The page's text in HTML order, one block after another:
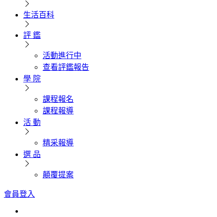
生活百科
評 鑑
活動進行中
查看評鑑報告
學 院
課程報名
課程報導
活 動
精采報導
選 品
顛覆提案
會員登入